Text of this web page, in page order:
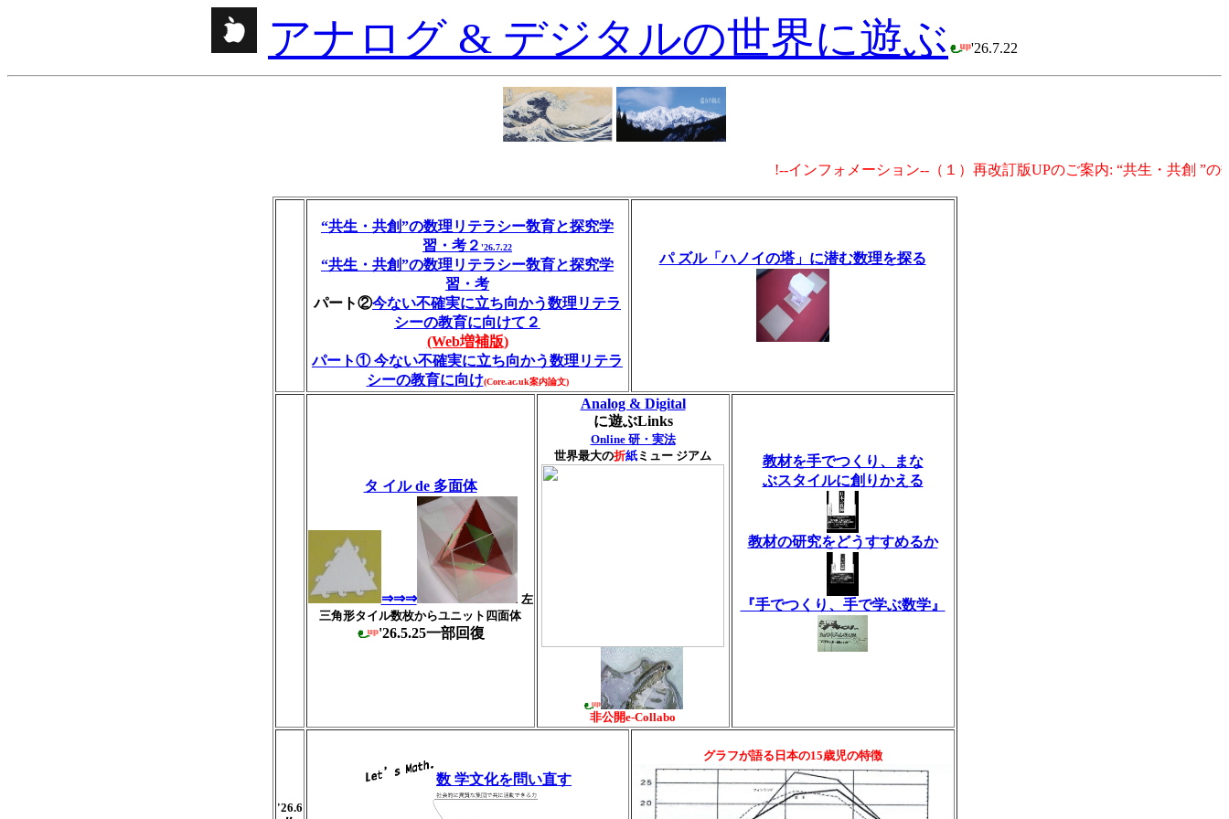
アナログ & デジタルの世界に遊ぶ '26.7.22
!--インフォメーション--（１）再改訂版UPのご案内: “共生・共創 ”の
“共生・共創”の数理リテラシー敎育と探究学
習・考２ '26.7.22
“共生・共創”の数理リテラシー敎育と探究学
習・考
パート②今ない不確実に立ち向かう数理リテラ
シーの教育に向けて２
(Web増補版)
パート①今ない不確実に立ち向かう数理リテラ
シーの教育に向け(Core.ac.uk案内論文)
パ ズル「ハノイの塔」に潜む数理を探る
タ イル de 多面体
⇒⇒⇒
左
三角形タイル数枚からユニット四面体
'26.5.25一部回復
Analog & Digital
に遊ぶLinks
Online 研・実法
世界最大の折紙 ミュー ジアム
非公開e-Collabo
教材を手でつくり、まな
ぶスタイルに創りかえる
教材の研究をどうすすめるか
『手でつくり、手で学ぶ数学』
'26.6
数 学文化を問い直す
グラフが語る日本の15歳児の特徴